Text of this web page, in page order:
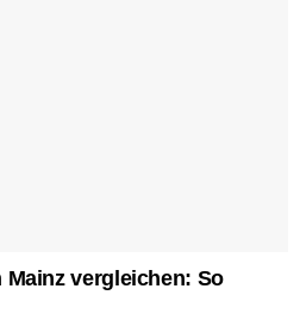
vergleichen: So